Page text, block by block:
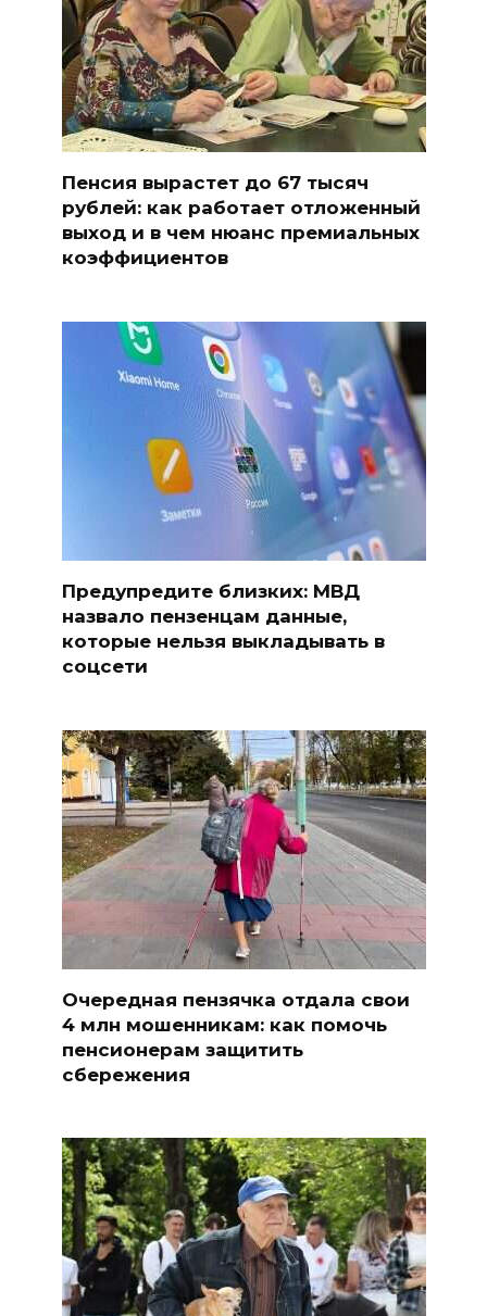
Пенсия вырастет до 67 тысяч
рублей: как работает отложенный
выход и в чем нюанс премиальных
коэффициентов
Предупредите близких: МВД
назвало пензенцам данные,
которые нельзя выкладывать в
соцсети
Очередная пензячка отдала свои
4 млн мошенникам: как помочь
пенсионерам защитить
сбережения